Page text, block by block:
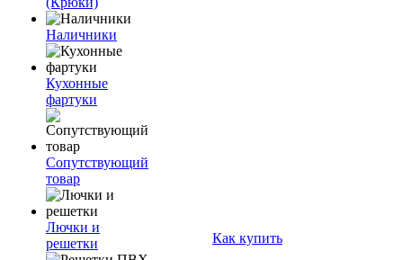
Наличники
Кухонные
фартуки
Сопутствующий
товар
Лючки и
решетки
Как купить